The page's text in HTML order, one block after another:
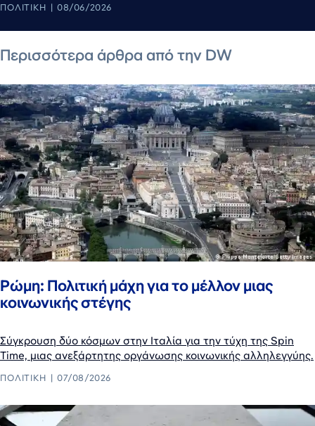
ΠΟΛΙΤΙΚΉ 08/06/2026
Περισσότερα άρθρα από την DW
Ρώμη: Πολιτική μάχη για το μέλλον μιας
κοινωνικής στέγης
Σύγκρουση δύο κόσμων στην Ιταλία για την τύχη της Spin
Time, μιας ανεξάρτητης οργάνωσης κοινωνικής αλληλεγγύης.
ΠΟΛΙΤΙΚΉ 07/08/2026
7 Αυγούστου 2026
7 Αυγούστου 2026
7 Αυγούστου 2026
7 Αυγούστου 2026
6 Αυγούστου 2026
6 Αυγούστου 2026